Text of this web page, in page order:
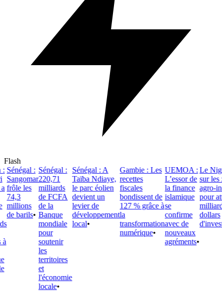
Flash
Sénégal :
Sangomar
frôle les
74,3
millions
de barils•
Sénégal :
220,71
milliards
de FCFA
de la
Banque
mondiale
pour
soutenir
les
territoires
et
l'économie
locale•
Sénégal : A
Taïba Ndiaye,
le parc éolien
devient un
levier de
développement
local•
Gambie : Les
recettes
fiscales
bondissent de
127 % grâce à
la
transformation
numérique•
UEMOA :
L’essor de
la finance
islamique
se
confirme
avec de
nouveaux
agréments•
Le
sur les
agro-
pour
dollars